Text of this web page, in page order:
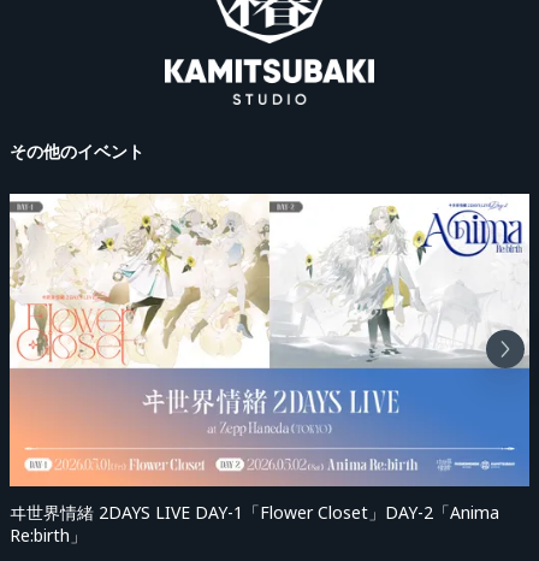
その他のイベント
ヰ世界情緒 2DAYS LIVE DAY-1「Flower Closet」DAY-2「Anima
Re:birth」